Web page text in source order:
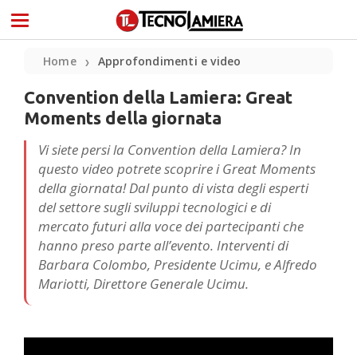
Home ❯ Approfondimenti e video
Convention della Lamiera: Great
Moments della giornata
Vi siete persi la Convention della Lamiera? In
questo video potrete scoprire i Great Moments
della giornata! Dal punto di vista degli esperti
del settore sugli sviluppi tecnologici e di
mercato futuri alla voce dei partecipanti che
hanno preso parte all’evento. Interventi di
Barbara Colombo, Presidente Ucimu, e Alfredo
Mariotti, Direttore Generale Ucimu.